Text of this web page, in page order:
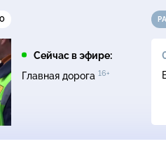
Сейчас в эфире:
Главная дорога 16+
05:25
Поедем, поедим! 16+